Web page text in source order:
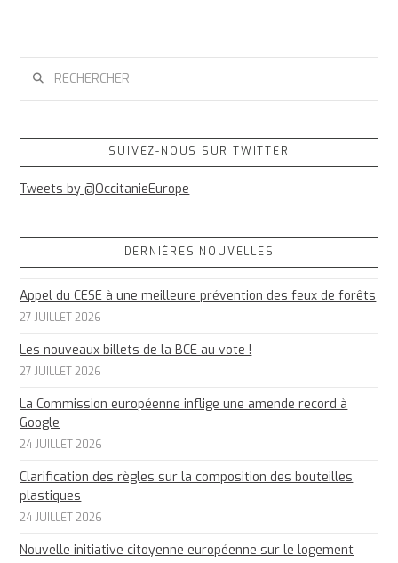
SUIVEZ-NOUS SUR TWITTER
Tweets by @OccitanieEurope
DERNIÈRES NOUVELLES
Appel du CESE à une meilleure prévention des feux de forêts
27 JUILLET 2026
Les nouveaux billets de la BCE au vote !
27 JUILLET 2026
La Commission européenne inflige une amende record à
Google
24 JUILLET 2026
Clarification des règles sur la composition des bouteilles
plastiques
24 JUILLET 2026
Nouvelle initiative citoyenne européenne sur le logement